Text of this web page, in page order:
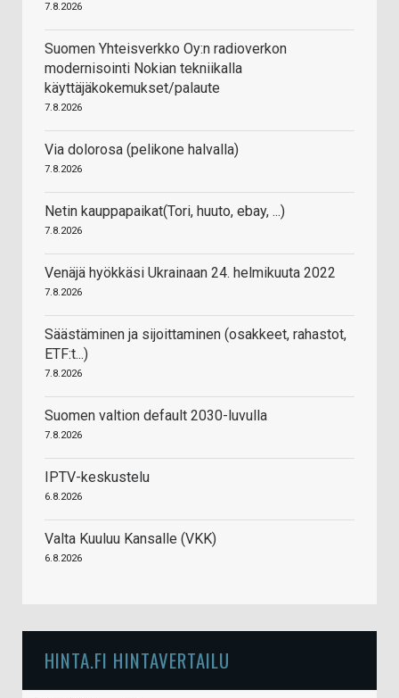
7.8.2026
Suomen Yhteisverkko Oy:n radioverkon
modernisointi Nokian tekniikalla
käyttäjäkokemukset/palaute
7.8.2026
Via dolorosa (pelikone halvalla)
7.8.2026
Netin kauppapaikat(Tori, huuto, ebay, ...)
7.8.2026
Venäjä hyökkäsi Ukrainaan 24. helmikuuta 2022
7.8.2026
Säästäminen ja sijoittaminen (osakkeet, rahastot,
ETF:t...)
7.8.2026
Suomen valtion default 2030-luvulla
7.8.2026
IPTV-keskustelu
6.8.2026
Valta Kuuluu Kansalle (VKK)
6.8.2026
HINTA.FI HINTAVERTAILU